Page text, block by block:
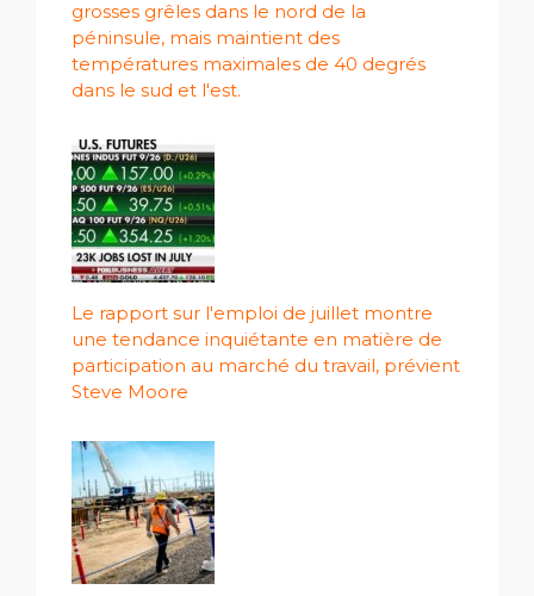
grosses grêles dans le nord de la
péninsule, mais maintient des
températures maximales de 40 degrés
dans le sud et l'est.
Le rapport sur l'emploi de juillet montre
une tendance inquiétante en matière de
participation au marché du travail, prévient
Steve Moore